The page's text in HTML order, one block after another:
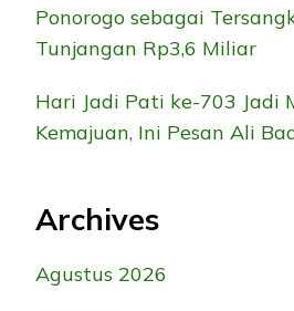
Ponorogo sebagai
Tunjangan Rp3,6 Miliar
Hari Jadi Pati ke-703 Jadi
Kemajuan, Ini Pesan Ali
Archives
Agustus 2026